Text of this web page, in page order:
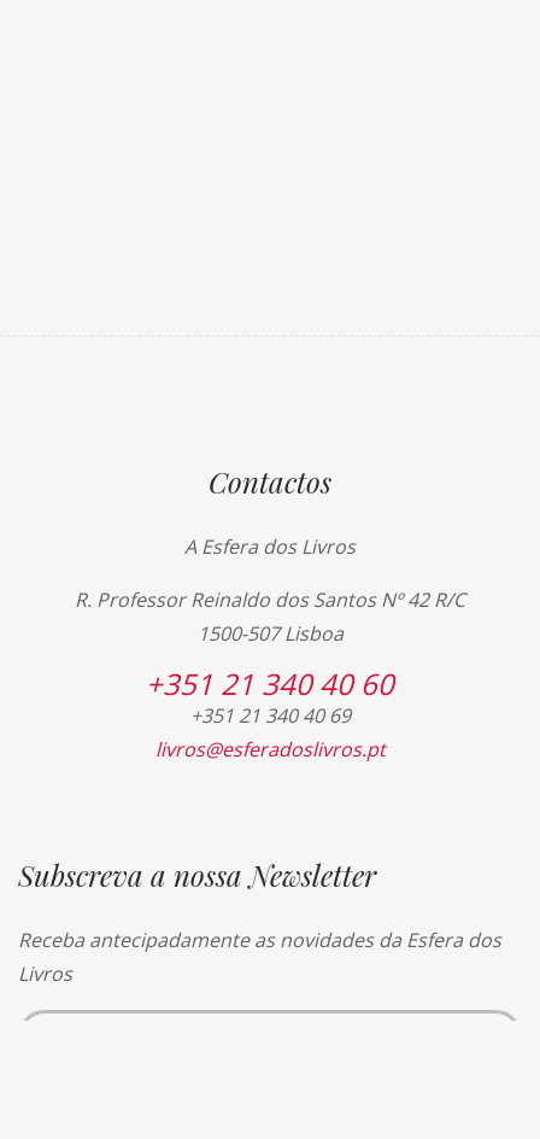
Contactos
A Esfera dos Livros
R. Professor Reinaldo dos Santos Nº 42 R/C
1500-507 Lisboa
+351 21 340 40 60
+351 21 340 40 69
livros@esferadoslivros.pt
Subscreva a nossa Newsletter
Receba antecipadamente as novidades da Esfera dos
Livros